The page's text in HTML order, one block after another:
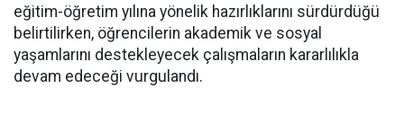
eğitim-öğretim yılına yönelik hazırlıklarını sürdürdüğü
belirtilirken, öğrencilerin akademik ve sosyal
yaşamlarını destekleyecek çalışmaların kararlılıkla
devam edeceği vurgulandı.